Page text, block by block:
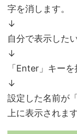
字を消します。
↓
自分で表示した
↓
「Enter」キーを
↓
設定した名前が
上に表示されます